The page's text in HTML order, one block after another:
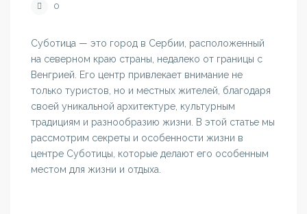
0
Суботица — это город в Сербии, расположенный
на северном краю страны, недалеко от границы с
Венгрией. Его центр привлекает внимание не
только туристов, но и местных жителей, благодаря
своей уникальной архитектуре, культурным
традициям и разнообразию жизни. В этой статье мы
рассмотрим секреты и особенности жизни в
центре Суботицы, которые делают его особенным
местом для жизни и отдыха.